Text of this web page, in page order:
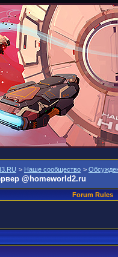
> Наше сообщество >
@homeworld2.ru
Forum Rules